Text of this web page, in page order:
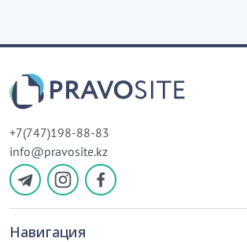
+7(747)198-88-83
info@pravosite.kz
Навигация